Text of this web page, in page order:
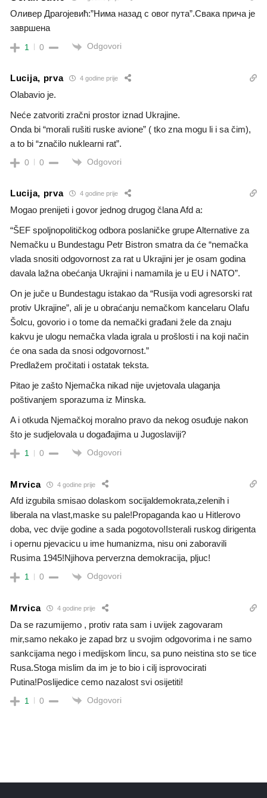
Оливер Драгојевић:”Нима назад с овог пута”.Свака прича је
завршена
1 0 Odgovori
Lucija, prva 4 godine prije
Olabavio je.
Neće zatvoriti zračni prostor iznad Ukrajine.
Onda bi “morali rušiti ruske avione” ( tko zna mogu li i sa čim),
a to bi “značilo nuklearni rat”.
0 0 Odgovori
Lucija, prva 4 godine prije
Mogao prenijeti i govor jednog drugog člana Afd a:
“ŠEF spoljnopolitičkog odbora poslaničke grupe Alternative za
Nemačku u Bundestagu Petr Bistron smatra da će “nemačka
vlada snositi odgovornost za rat u Ukrajini jer je osam godina
davala lažna obećanja Ukrajini i namamila je u EU i NATO”.
On je juče u Bundestagu istakao da “Rusija vodi agresorski rat
protiv Ukrajine”, ali je u obraćanju nemačkom kancelaru Olafu
Šolcu, govorio i o tome da nemački građani žele da znaju
kakvu je ulogu nemačka vlada igrala u prošlosti i na koji način
će ona sada da snosi odgovornost.”
Predlažem pročitati i ostatak teksta.
Pitao je zašto Njemačka nikad nije uvjetovala ulaganja
poštivanjem sporazuma iz Minska.
A i otkuda Njemačkoj moralno pravo da nekog osuđuje nakon
što je sudjelovala u događajima u Jugoslaviji?
1 0 Odgovori
Mrvica 4 godine prije
Afd izgubila smisao dolaskom socijaldemokrata,zelenih i
liberala na vlast,maske su pale!Propaganda kao u Hitlerovo
doba, vec dvije godine a sada pogotovo!Isterali ruskog dirigenta
i opernu pjevacicu u ime humanizma, nisu oni zaboravili
Rusima 1945!Njihova perverzna demokracija, pljuc!
1 0 Odgovori
Mrvica 4 godine prije
Da se razumijemo , protiv rata sam i uvijek zagovaram
mir,samo nekako je zapad brz u svojim odgovorima i ne samo
sankcijama nego i medijskom lincu, sa puno neistina sto se tice
Rusa.Stoga mislim da im je to bio i cilj isprovocirati
Putina!Poslijedice cemo nazalost svi osijetiti!
1 0 Odgovori